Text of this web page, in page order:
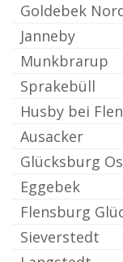
Goldebek
Janneby
Munkbrarup
Sprakebüll
Husby bei
Ausacker
Glücksburg
Eggebek
Flensburg
Sieverstedt